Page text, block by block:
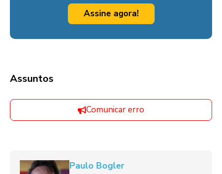
Assine agora!
Assuntos
Comunicar erro
Paulo Bogler